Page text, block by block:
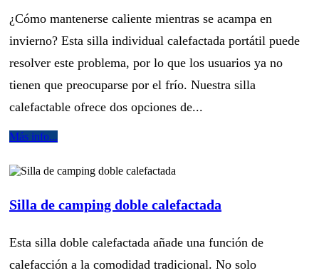
¿Cómo mantenerse caliente mientras se acampa en
invierno? Esta silla individual calefactada portátil puede
resolver este problema, por lo que los usuarios ya no
tienen que preocuparse por el frío. Nuestra silla
calefactable ofrece dos opciones de...
Más info...
Silla de camping doble calefactada
Esta silla doble calefactada añade una función de
calefacción a la comodidad tradicional. No solo